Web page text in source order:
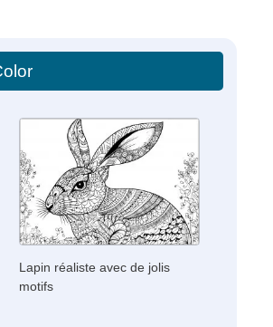
Lapin réaliste avec de jolis
motifs